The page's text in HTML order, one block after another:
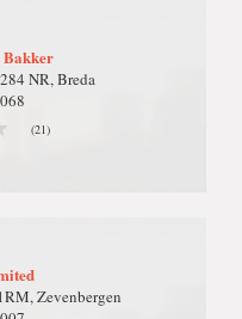
Bakker
NR, Breda
(21)
Zevenbergen